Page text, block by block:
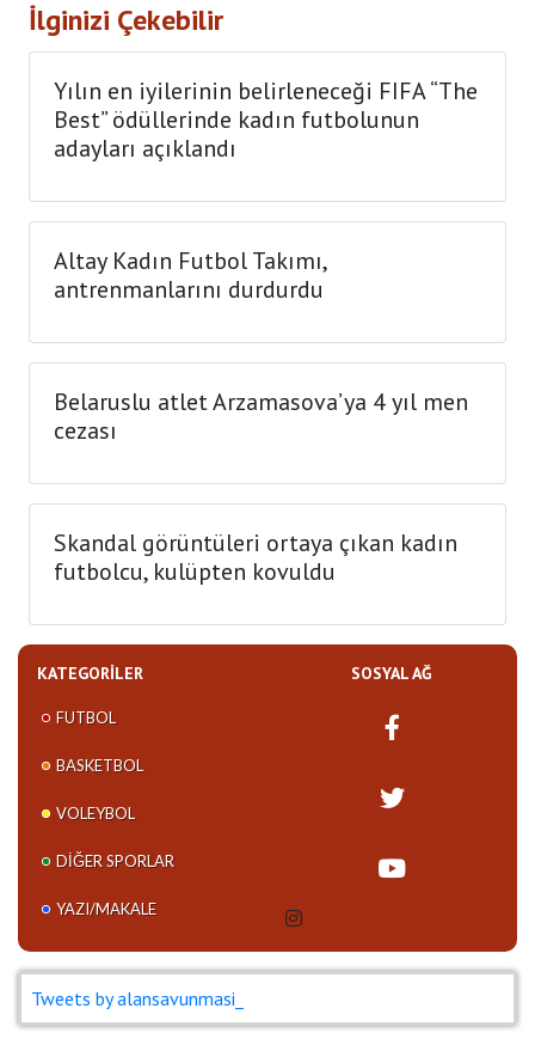
İlginizi Çekebilir
Yılın en iyilerinin belirleneceği FIFA “The
Best” ödüllerinde kadın futbolunun
adayları açıklandı
Altay Kadın Futbol Takımı,
antrenmanlarını durdurdu
Belaruslu atlet Arzamasova’ya 4 yıl men
cezası
Skandal görüntüleri ortaya çıkan kadın
futbolcu, kulüpten kovuldu
KATEGORILER
FUTBOL
BASKETBOL
VOLEYBOL
DIĞER SPORLAR
YAZI/MAKALE
SOSYAL AĞ
Tweets by alansavunmasi_